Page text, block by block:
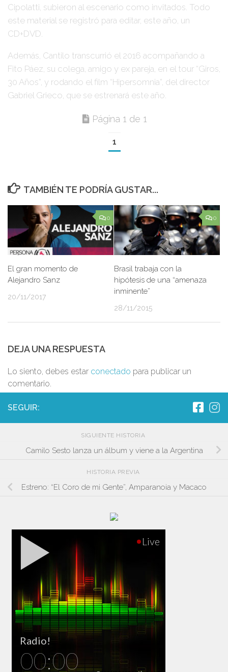
Cipolatti, subieron al escenario como invitados. Todo
este material se registró para editar, este año, un
CD+DVD.
Además, Cantilo transcurrió el 2016 acompañando a
Fito Páez , su colega, amigo y ex pareja, en el tour “Giros,
30 Años” , y rodando el film “Hipersomnia” , del director
Gabriel Grieco , que se estrenará este año.
Página 1 de 1
1
TAMBIÉN TE PODRÍA GUSTAR...
0
El gran momento de
Alejandro Sanz
20/11/2017
0
Brasil trabaja con la
hipótesis de una “amenaza
inminente”
28/11/2015
DEJA UNA RESPUESTA
Lo siento, debes estar conectado para publicar un
comentario.
SEGUIR:
SIGUIENTE HISTORIA
Camilo Sesto lanza un álbum y viene a la Argentina
HISTORIA PREVIA
Estreno: “El Coro de mi Gente”, Amparanoia y Macaco